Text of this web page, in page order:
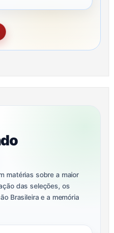
matérias sobre a maior
das seleções, os
Brasileira e a memória